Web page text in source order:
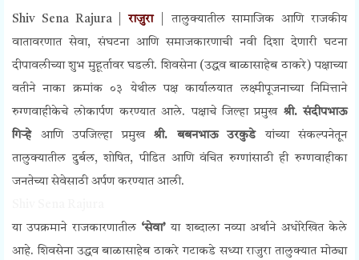
Shiv Sena Rajura |राजुरा| तालुक्यातील सामाजिक आणि राजकीय
वातावरणात सेवा, संघटना आणि समाजकारणाची नवी दिशा देणारी घटना
दीपावलीच्या शुभ मुहूर्तावर घडली. शिवसेना (उद्धव बाळासाहेब ठाकरे) पक्षाच्या
वतीने नाका क्रमांक ०३ येथील पक्ष कार्यालयात लक्ष्मीपूजनाच्या निमित्ताने
रुग्णवाहीकेचे लोकार्पण करण्यात आले. पक्षाचे जिल्हा प्रमुख श्री. संदीपभाऊ
गिऱ्हेआणि उपजिल्हा प्रमुख श्री. बबनभाऊ उरकुडेयांच्या संकल्पनेतून
तालुक्यातील दुर्बल, शोषित, पीडित आणि वंचित रुग्णांसाठी ही रुग्णवाहीका
जनतेच्या सेवेसाठी अर्पण करण्यात आली.
या उपक्रमाने राजकारणातील ‘सेवा’ या शब्दाला नव्या अर्थाने अधोरेखित केले
आहे. शिवसेना उद्धव बाळासाहेब ठाकरे गटाकडे सध्या राजुरा तालुक्यात मोठ्या